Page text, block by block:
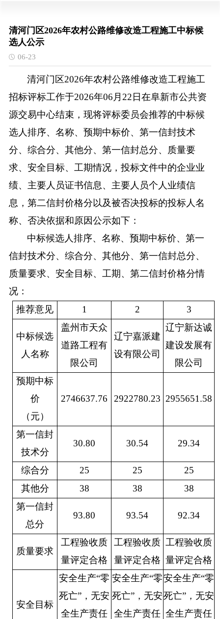
清河门区2026年农村公路维修改造工程施工中标候
选人公示
06-23
清河门区2026年农村公路维修改造工程施工
招标评标工作于2026年06 月 22 日在阜新市公共资
源交易中心结束，现将评标委员会推荐的中标候
选人排序、名称、 预期中标价、第一信封技术
分、综合分、其他分、第一信封总分、质量要
求、安全目标、工期情况，投标文件中的企业业
绩、主要人员证书信息、主要人员个人业绩信
息，第二信封价格分以及被否决投标的投标人名
称、否决依据和原因公示如下：
中标候选人排序、名称、预期中标价、第一
信封技术分、综合分、其他分、第一信封总分、
质量要求、安全目标、工期、第二信封价格分情
况：
推荐意见
1 2 3
中标候选
人名称
盖州市天众
道路工程有
限公司
辽宁嘉派建
设有限公司
辽宁新达诚
建设发展有
限公司
预期中标
价
（元）
2746637.76 2922780.23 2955651.58
第一信封
技术分
30.80 30.54 29.34
综合分 25 25
25
其他分
38 38
38
第一信封
总分
93.80 93.54 92.34
质量要求
工程验收质
量评定合格
工程验收质
量评定合格
工程验收质
量评定合格
安全目标
安全生产“零
死亡”，无安
全生产责任
安全生产“零
死亡”，无安
全生产责任
安全生产“零
死亡”，无安
全生产责任